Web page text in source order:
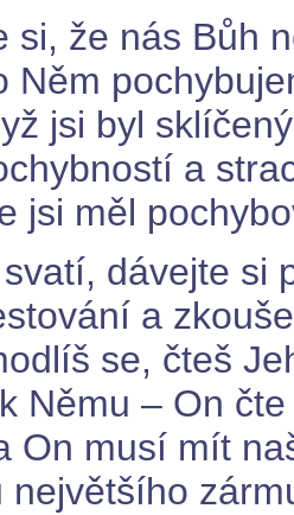
si, že nás Bůh
Něm
jsi byl
a
jsi měl
dávejte si
a
se, čteš
Němu – On
On musí mít
největšího